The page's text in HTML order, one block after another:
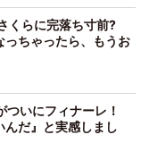
くらに完落ち寸前?
っちゃったら、もうお
ついにフィナーレ！
んだ』と実感しまし